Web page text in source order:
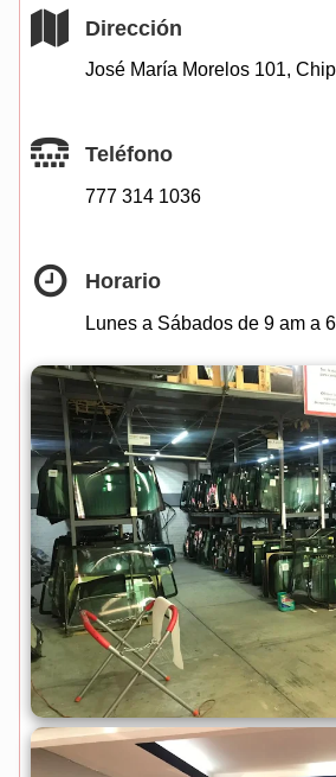
Dirección
José María Morelos 101,
Teléfono
777 314 1036
Horario
Lunes a Sábados de 9 am a